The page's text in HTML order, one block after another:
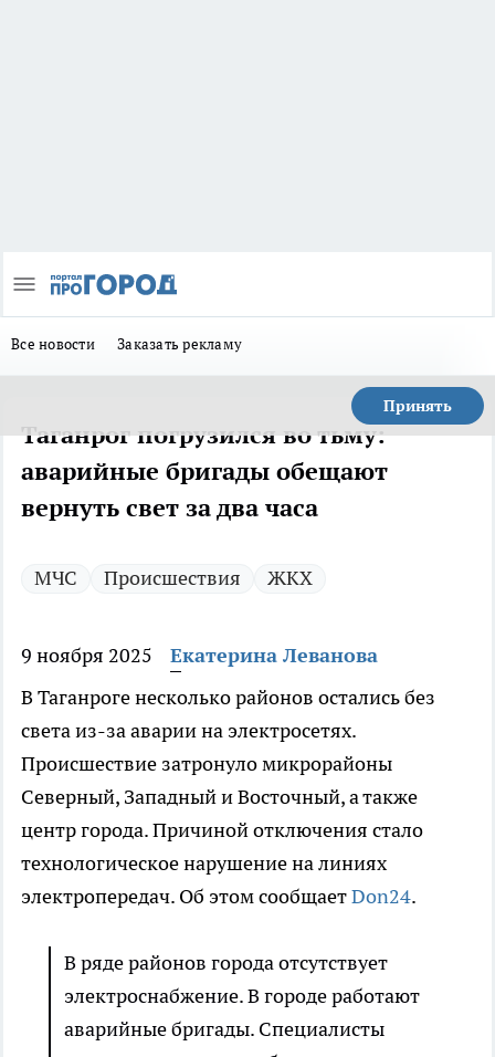
Все новости Заказать рекламу
Принять
Таганрог погрузился во тьму:
аварийные бригады обещают
вернуть свет за два часа
МЧС Происшествия ЖКХ
9 ноября 2025
Екатерина Леванова
В Таганроге несколько районов остались без
света из-за аварии на электросетях.
Происшествие затронуло микрорайоны
Северный, Западный и Восточный, а также
центр города. Причиной отключения стало
технологическое нарушение на линиях
электропередач. Об этом сообщаетDon24.
В ряде районов города отсутствует
электроснабжение. В городе работают
аварийные бригады. Специалисты